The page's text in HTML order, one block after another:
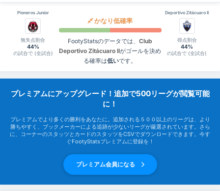
Pioneros Junior Deportivo Zitácuaro II
無失点割合
44%
の試合で (全試合)
かなり低確率
FootyStatsのデータでは、 Club
Deportivo Zitácuaro IIがゴールを決め
る確率は低いです。
得点割合
44%
の試合で (全試合)
プレミアムにアップグレード！追加で500リーグが閲覧可能
に！
プレミアムでより多くの勝利をあなたに。追加される５００以上のリーグは、より
勝ちやすく、ブックメーカーによる追跡が少ないリーグが厳選されています。さら
に、コーナーのスタッツとカードのスタッツをCSVでダウンロードできます。今す
ぐFootyStatsプレミアムに登録を！
プレミアム会員になる